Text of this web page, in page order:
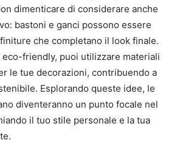
dimenticare di considerare anche
bastoni e ganci possono essere
che completano il look finale.
friendly, puoi utilizzare materiali
le tue decorazioni, contribuendo a
Esplorando queste idee, le
diventeranno un punto focale nel
il tuo stile personale e la tua